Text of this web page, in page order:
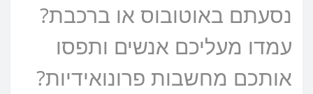
נסעתם באוטובוס או ברכבת?
עמדו מעליכם אנשים ותפסו
אותכם מחשבות פרונואידיות?